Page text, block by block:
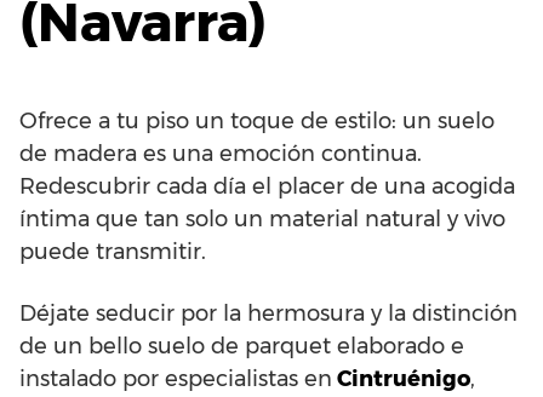
(Navarra)
Ofrece a tu piso un toque de estilo: un suelo
de madera es una emoción continua.
Redescubrir cada día el placer de una acogida
íntima que tan solo un material natural y vivo
puede transmitir.
Déjate seducir por la hermosura y la distinción
de un bello suelo de parquet elaborado e
instalado por especialistas en Cintruénigo,